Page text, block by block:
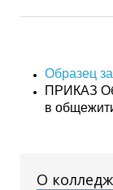
Образец
ПРИКАЗ
в
О